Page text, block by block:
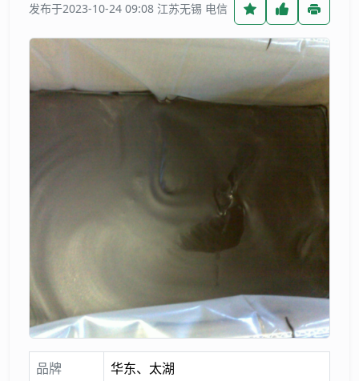
发布于2023-10-24 09:08 江苏无锡 电信
品牌
华东、太湖